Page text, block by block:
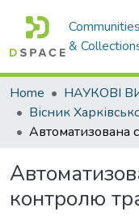
Communities
&
Home
контролю